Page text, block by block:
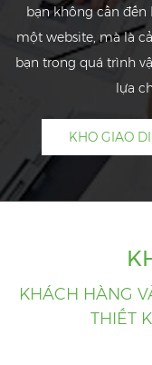
bạn không cần đến
một website, mà là
bạn trong quá trình
lựa
KHO GIAO
KHÁCH HÀNG
THIẾT